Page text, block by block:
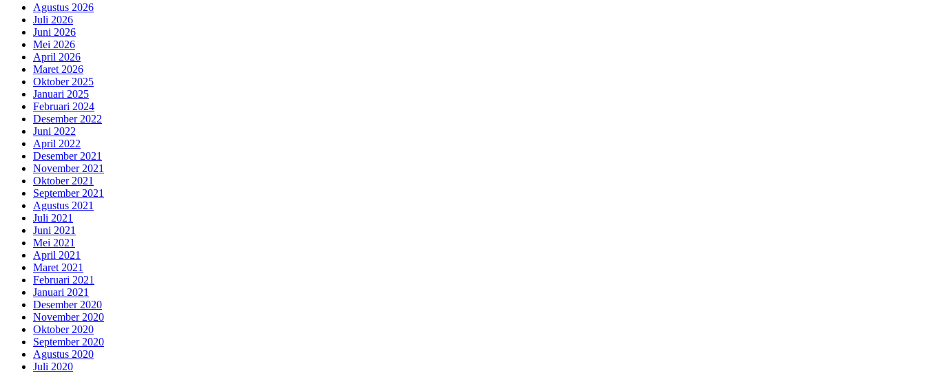
Agustus 2026
Juli 2026
Juni 2026
Mei 2026
April 2026
Maret 2026
Oktober 2025
Januari 2025
Februari 2024
Desember 2022
Juni 2022
April 2022
Desember 2021
November 2021
Oktober 2021
September 2021
Agustus 2021
Juli 2021
Juni 2021
Mei 2021
April 2021
Maret 2021
Februari 2021
Januari 2021
Desember 2020
November 2020
Oktober 2020
September 2020
Agustus 2020
Juli 2020